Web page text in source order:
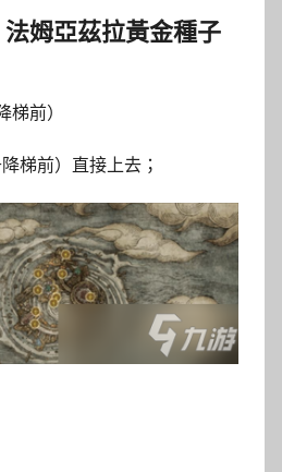
法姆亞茲拉黃金種子
前）
梯前）直接上去；